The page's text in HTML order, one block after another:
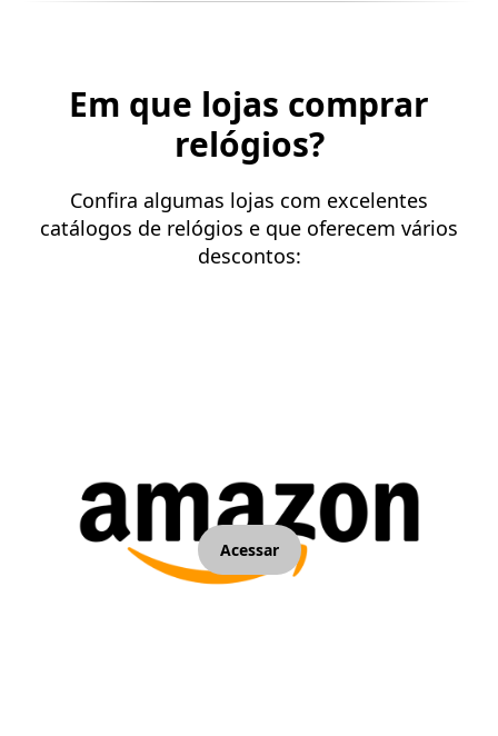
Em que lojas comprar
relógios?
Confira algumas lojas com excelentes
catálogos de relógios e que oferecem vários
descontos:
Acessar